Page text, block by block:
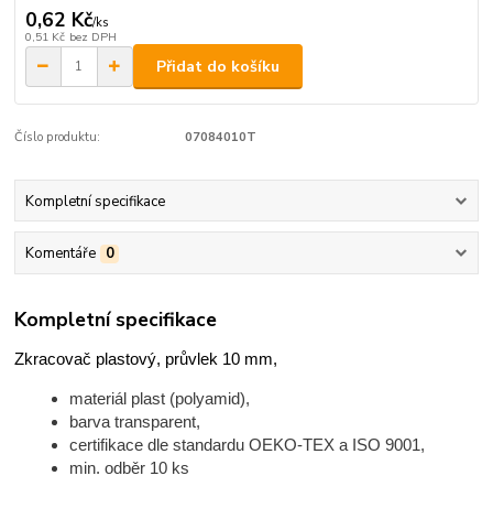
0,62 Kč/ks
0,51 Kč bez DPH
Přidat do košíku
Číslo produktu: 07084010T
Kompletní specifikace
Komentáře 0
Kompletní specifikace
Zkracovač plastový, průvlek 10 mm,
materiál plast (polyamid),
barva transparent,
certifikace dle standardu OEKO-TEX a ISO 9001,
min. odběr 10 ks